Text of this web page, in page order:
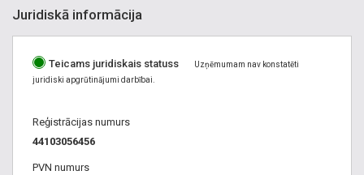
bitumens, bitumena materiāli. Mūsdienīgi bitumena
Bīstamo kravu pārvadājumi Baltija, Latvija, Gulbene.
Juridiskā informācija
Teicams juridiskais statuss
Uzņēmumam nav konstatēti
juridiski apgrūtinājumi darbībai.
Reģistrācijas numurs
44103056456
PVN numurs